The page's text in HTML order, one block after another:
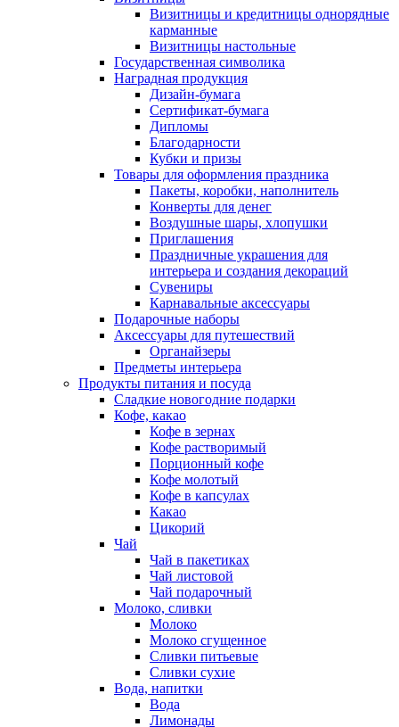
Визитницы и кредитницы однорядные
карманные
Визитницы настольные
Государственная символика
Наградная продукция
Дизайн-бумага
Сертификат-бумага
Дипломы
Благодарности
Кубки и призы
Товары для оформления праздника
Пакеты, коробки, наполнитель
Конверты для денег
Воздушные шары, хлопушки
Приглашения
Праздничные украшения для
интерьера и создания декораций
Сувениры
Карнавальные аксессуары
Подарочные наборы
Аксессуары для путешествий
Органайзеры
Предметы интерьера
Продукты питания и посуда
Сладкие новогодние подарки
Кофе, какао
Кофе в зернах
Кофе растворимый
Порционный кофе
Кофе молотый
Кофе в капсулах
Какао
Цикорий
Чай
Чай в пакетиках
Чай листовой
Чай подарочный
Молоко, сливки
Молоко
Молоко сгущенное
Сливки питьевые
Сливки сухие
Вода, напитки
Вода
Лимонады